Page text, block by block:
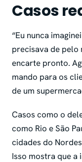
Casos
“Eu nunca
precisava de pelo
encarte pronto.
mando para os
de um
Casos como o
como Rio e São
cidades do
Isso mostra que a